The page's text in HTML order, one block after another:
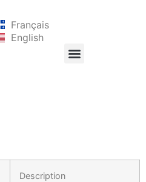
Français
English
Description